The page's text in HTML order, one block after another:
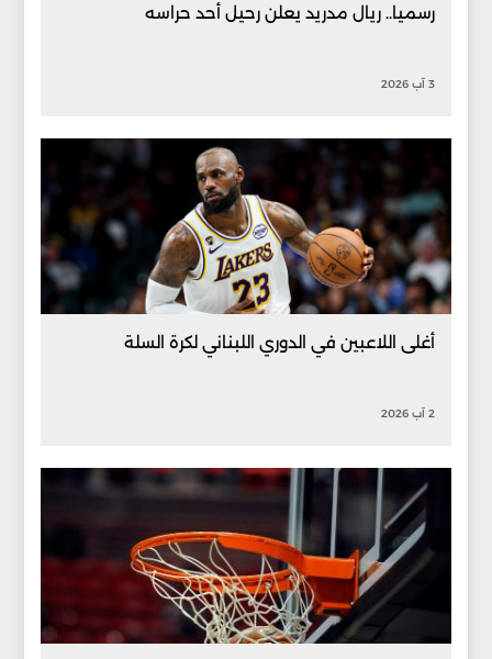
رسميا.. ريال مدريد يعلن رحيل أحد حراسه
3 آب 2026
أغلى اللاعبين في الدوري اللبناني لكرة السلة
2 آب 2026